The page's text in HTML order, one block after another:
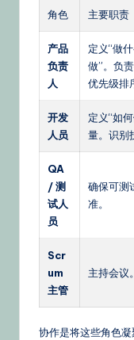
角色 主要职责
产品
负责
人
定义“做
做”。负
优先级排
开发
人员
定义“如
量。识别
QA
/ 测
试人
员
确保可测
准。
Scr
um
主管
主持会议
协作是将这些角色